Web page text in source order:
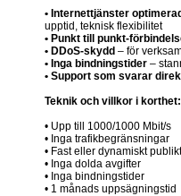
• Internettjänster
upptid, teknisk flexibilitet
• Punkt till punkt-
• DDoS-skydd – för
• Inga bindningstider –
• Support som svarar
Teknik och villkor i korthet:
• Upp till 1000/1000 Mbit/s
• Inga trafikbegränsningar
• Fast eller dynamiskt
• Inga dolda avgifter
• Inga bindningstider
• 1 månads uppsägningstid